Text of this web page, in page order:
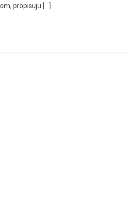
propisuju […]